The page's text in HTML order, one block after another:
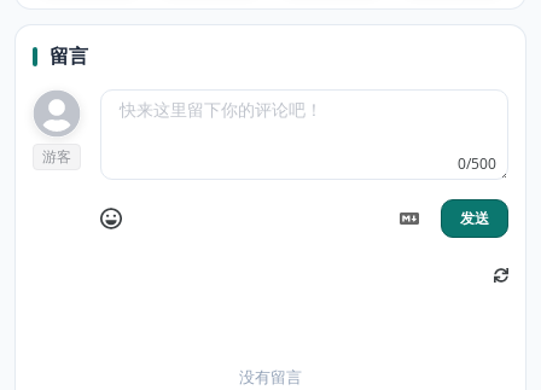
留言
游客 0/500
发送
没有留言